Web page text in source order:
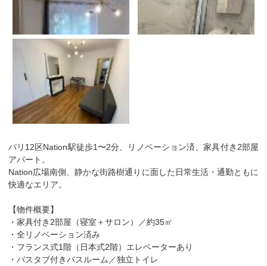
パリ12区Nation駅徒歩1〜2分、リノベーション済、家具付き2部屋
アパート。
Nation広場南側、静かな街路樹通りに面した日常生活・通勤ともに
快適なエリア。
【物件概要】
・家具付き2部屋（寝室＋サロン）／約35㎡
・全リノベーション済み
・フランス式1階（日本式2階）エレベーターあり
・バスタブ付きバスルーム／独立トイレ